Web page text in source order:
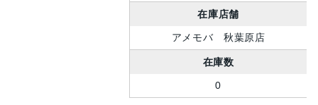
在庫店舗
アメモバ 秋葉原店
在庫数
0